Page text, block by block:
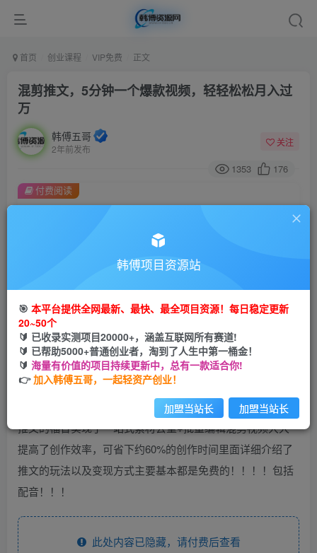
首页 创业课程 VIP免费 正文
混剪推文，5分钟一个爆款视频，轻轻松松月入过
万
韩傅五哥
2年前发布
关注
1353 176
金币9.9金币99
立即购买
您当前未登录！建议登陆后购买，可保存购买订单
付费阅读
推文的福音实现了一站式素材去重+批量编辑混剪视频大大
提高了创作效率，可省下约60%的创作时间里面详细介绍了
推文的玩法以及变现方式主要基本都是免费的！！！！包括
配音！！！
此处内容已隐藏，请付费后查看
韩傅项目资源站
🎯 本平台提供全网最新、最快、最全项目资源！每日稳定更新
20~50个
🔰 已收录实测项目20000+，涵盖互联网所有赛道!
🔰 已帮助5000+普通创业者，淘到了人生中第一桶金！
🔰 海量有价值的项目持续更新中，总有一款适合你!
👉加入韩傅五哥，一起轻资产创业！
加盟当站长 加盟当站长